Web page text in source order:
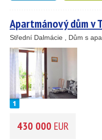
Apartmánový dům v
Střední Dalmácie , Dům s
430 000 EUR